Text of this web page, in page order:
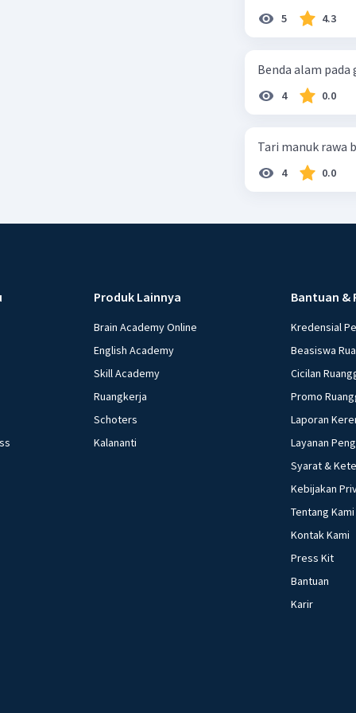
terakhir
-
9.
- Setelah
gambar
Ingatlah
unik bagi
Beri
5 4.3
Benda alam
4 0.0
Tari manuk rawa
4 0.0
Produk Lainnya
Brain Academy Online
English Academy
Skill Academy
Ruangkerja
Schoters
Kalananti
Bantuan &
Kredensial
Beasiswa
Cicilan
Promo
Laporan
Layanan
Syarat &
Kebijakan
Tentang Kami
Kontak Kami
Press Kit
Bantuan
Karir